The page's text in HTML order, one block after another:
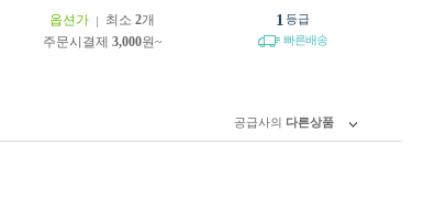
옵션가 최소 2개
주문시결제 3,000원~
1 등급
빠른배송
공급사의 다른상품